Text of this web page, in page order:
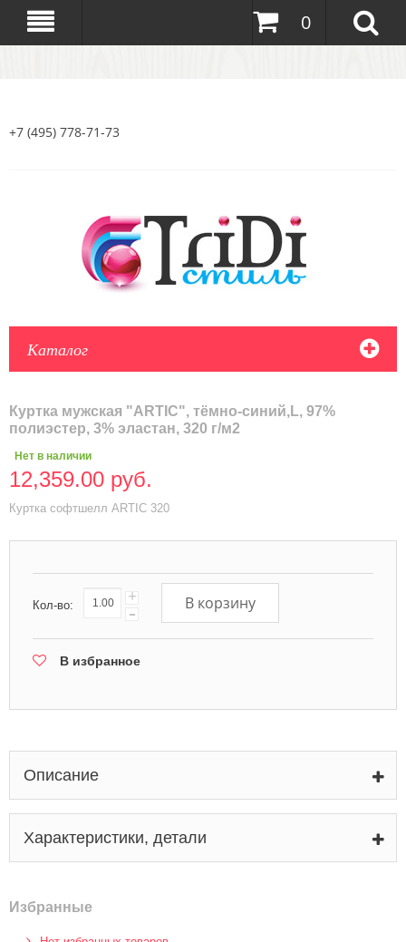
0
+7 (495) 778-71-73
Каталог
Куртка мужская "ARTIC", тёмно-синий,L, 97%
полиэстер, 3% эластан, 320 г/м2
Нет в наличии
12,359.00 руб.
Куртка софтшелл ARTIC 320
Кол-во: +
- В корзину
В избранное
Описание
Характеристики, детали
Избранные